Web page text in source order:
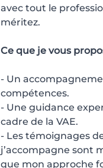
avec tout le
méritez.
Ce que je vous
- Un
compétences.
- Une guidance
cadre de la VAE.
- Les témoignages
j’accompagne sont
que mon approche